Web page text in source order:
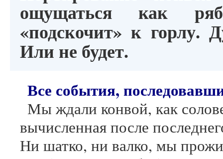
ощущаться как
«подскочит» к горлу.
Или не будет.
Все события,
Мы ждали конвой, как
вычисленная после
Ни шатко, ни валко, мы